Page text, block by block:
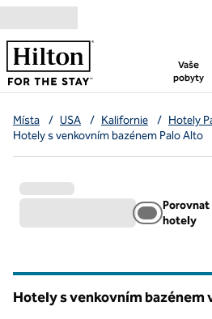
Přejít na obsah
Vaše
pobyty
Místa / USA / Kalifornie / Hotely
Hotely s venkovním bazénem Palo Alto
Porovnat
hotely
Hotely s venkovním bazénem